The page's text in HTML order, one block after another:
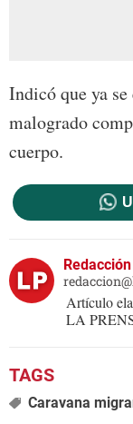
Indicó que ya
malogrado
cuerpo.
Redacción
Artículo
LA
Caravana